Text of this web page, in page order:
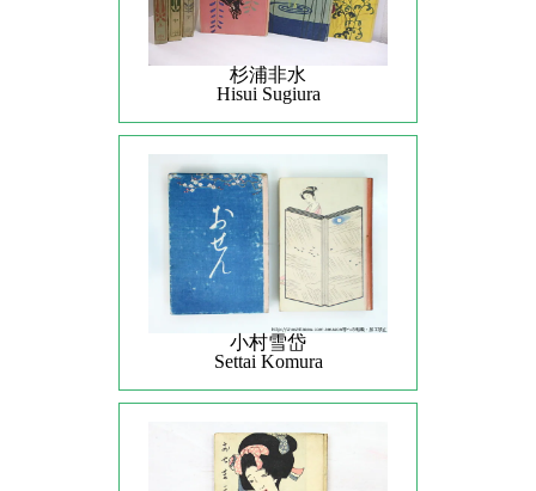
杉浦非水
Hisui Sugiura
小村雪岱
Settai Komura